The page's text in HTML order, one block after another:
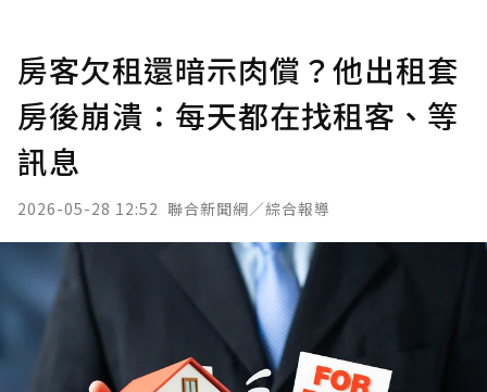
房客欠租還暗示肉償？他出租套
房後崩潰：每天都在找租客、等
訊息
2026-05-28 12:52 聯合新聞網／綜合報導